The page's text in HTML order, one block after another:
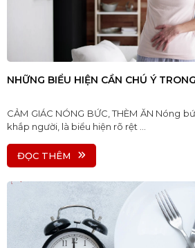
NHỮNG BIỂU HIỆN CẦN CHÚ Ý
CẢM GIÁC NÓNG BỨC, THÈM ĂN Nóng
khắp người, là biểu hiện rõ rệt ...
ĐỌC THÊM